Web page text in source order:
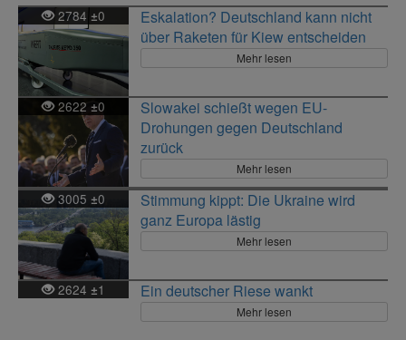
2784 ±0
Eskalation? Deutschland kann nicht
über Raketen für Kiew entscheiden
Mehr lesen
2622±0
Slowakei schießt wegen EU-
Drohungen gegen Deutschland
zurück
Mehr lesen
3005 ±0
Stimmung kippt: Die Ukraine wird
ganz Europa lästig
Mehr lesen
2624 ±1 Ein deutscher Riese wankt
Mehr lesen